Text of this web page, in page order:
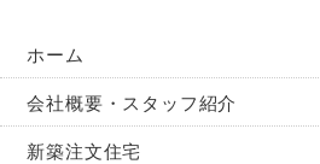
ホーム
会社概要・スタッフ紹介
新築注文住宅